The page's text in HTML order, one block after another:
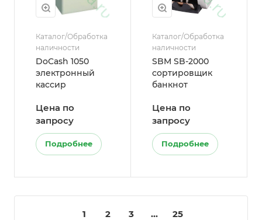
Каталог/Обработка
наличности
DoCash 1050
электронный
кассир
Цена по
запросу
Подробнее
Каталог/Обработка
наличности
SBM SB-2000
сортировщик
банкнот
Цена по
запросу
Подробнее
1 2 3 ... 25